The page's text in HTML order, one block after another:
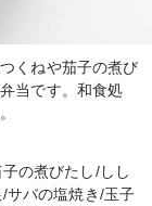
くねや茄子の煮び
当です。和食処
の煮びたし/しし
サバの塩焼き/玉子